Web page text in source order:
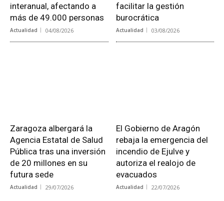
interanual, afectando a
más de 49.000 personas
Actualidad 04/08/2026
facilitar la gestión
burocrática
Actualidad 03/08/2026
Zaragoza albergará la
Agencia Estatal de Salud
Pública tras una inversión
de 20 millones en su
futura sede
Actualidad 29/07/2026
El Gobierno de Aragón
rebaja la emergencia del
incendio de Ejulve y
autoriza el realojo de
evacuados
Actualidad 22/07/2026